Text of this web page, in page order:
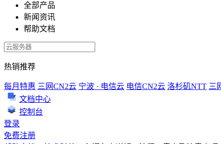
全部产品
新闻资讯
帮助文档
热销推荐
每月特惠 三网CN2云 宁波 · 电信云 电信CN2云 洛杉矶NTT 三
文档中心
控制台
登录
免费注册